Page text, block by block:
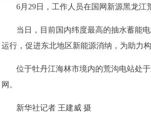
6月29日，工作人员在国网新源黑龙
当日，目前国内纬度最高的抽水蓄能
运行，促进东北地区新能源消纳，为助力
位于牡丹江海林市境内的荒沟电站处
网。
新华社记者 王建威 摄